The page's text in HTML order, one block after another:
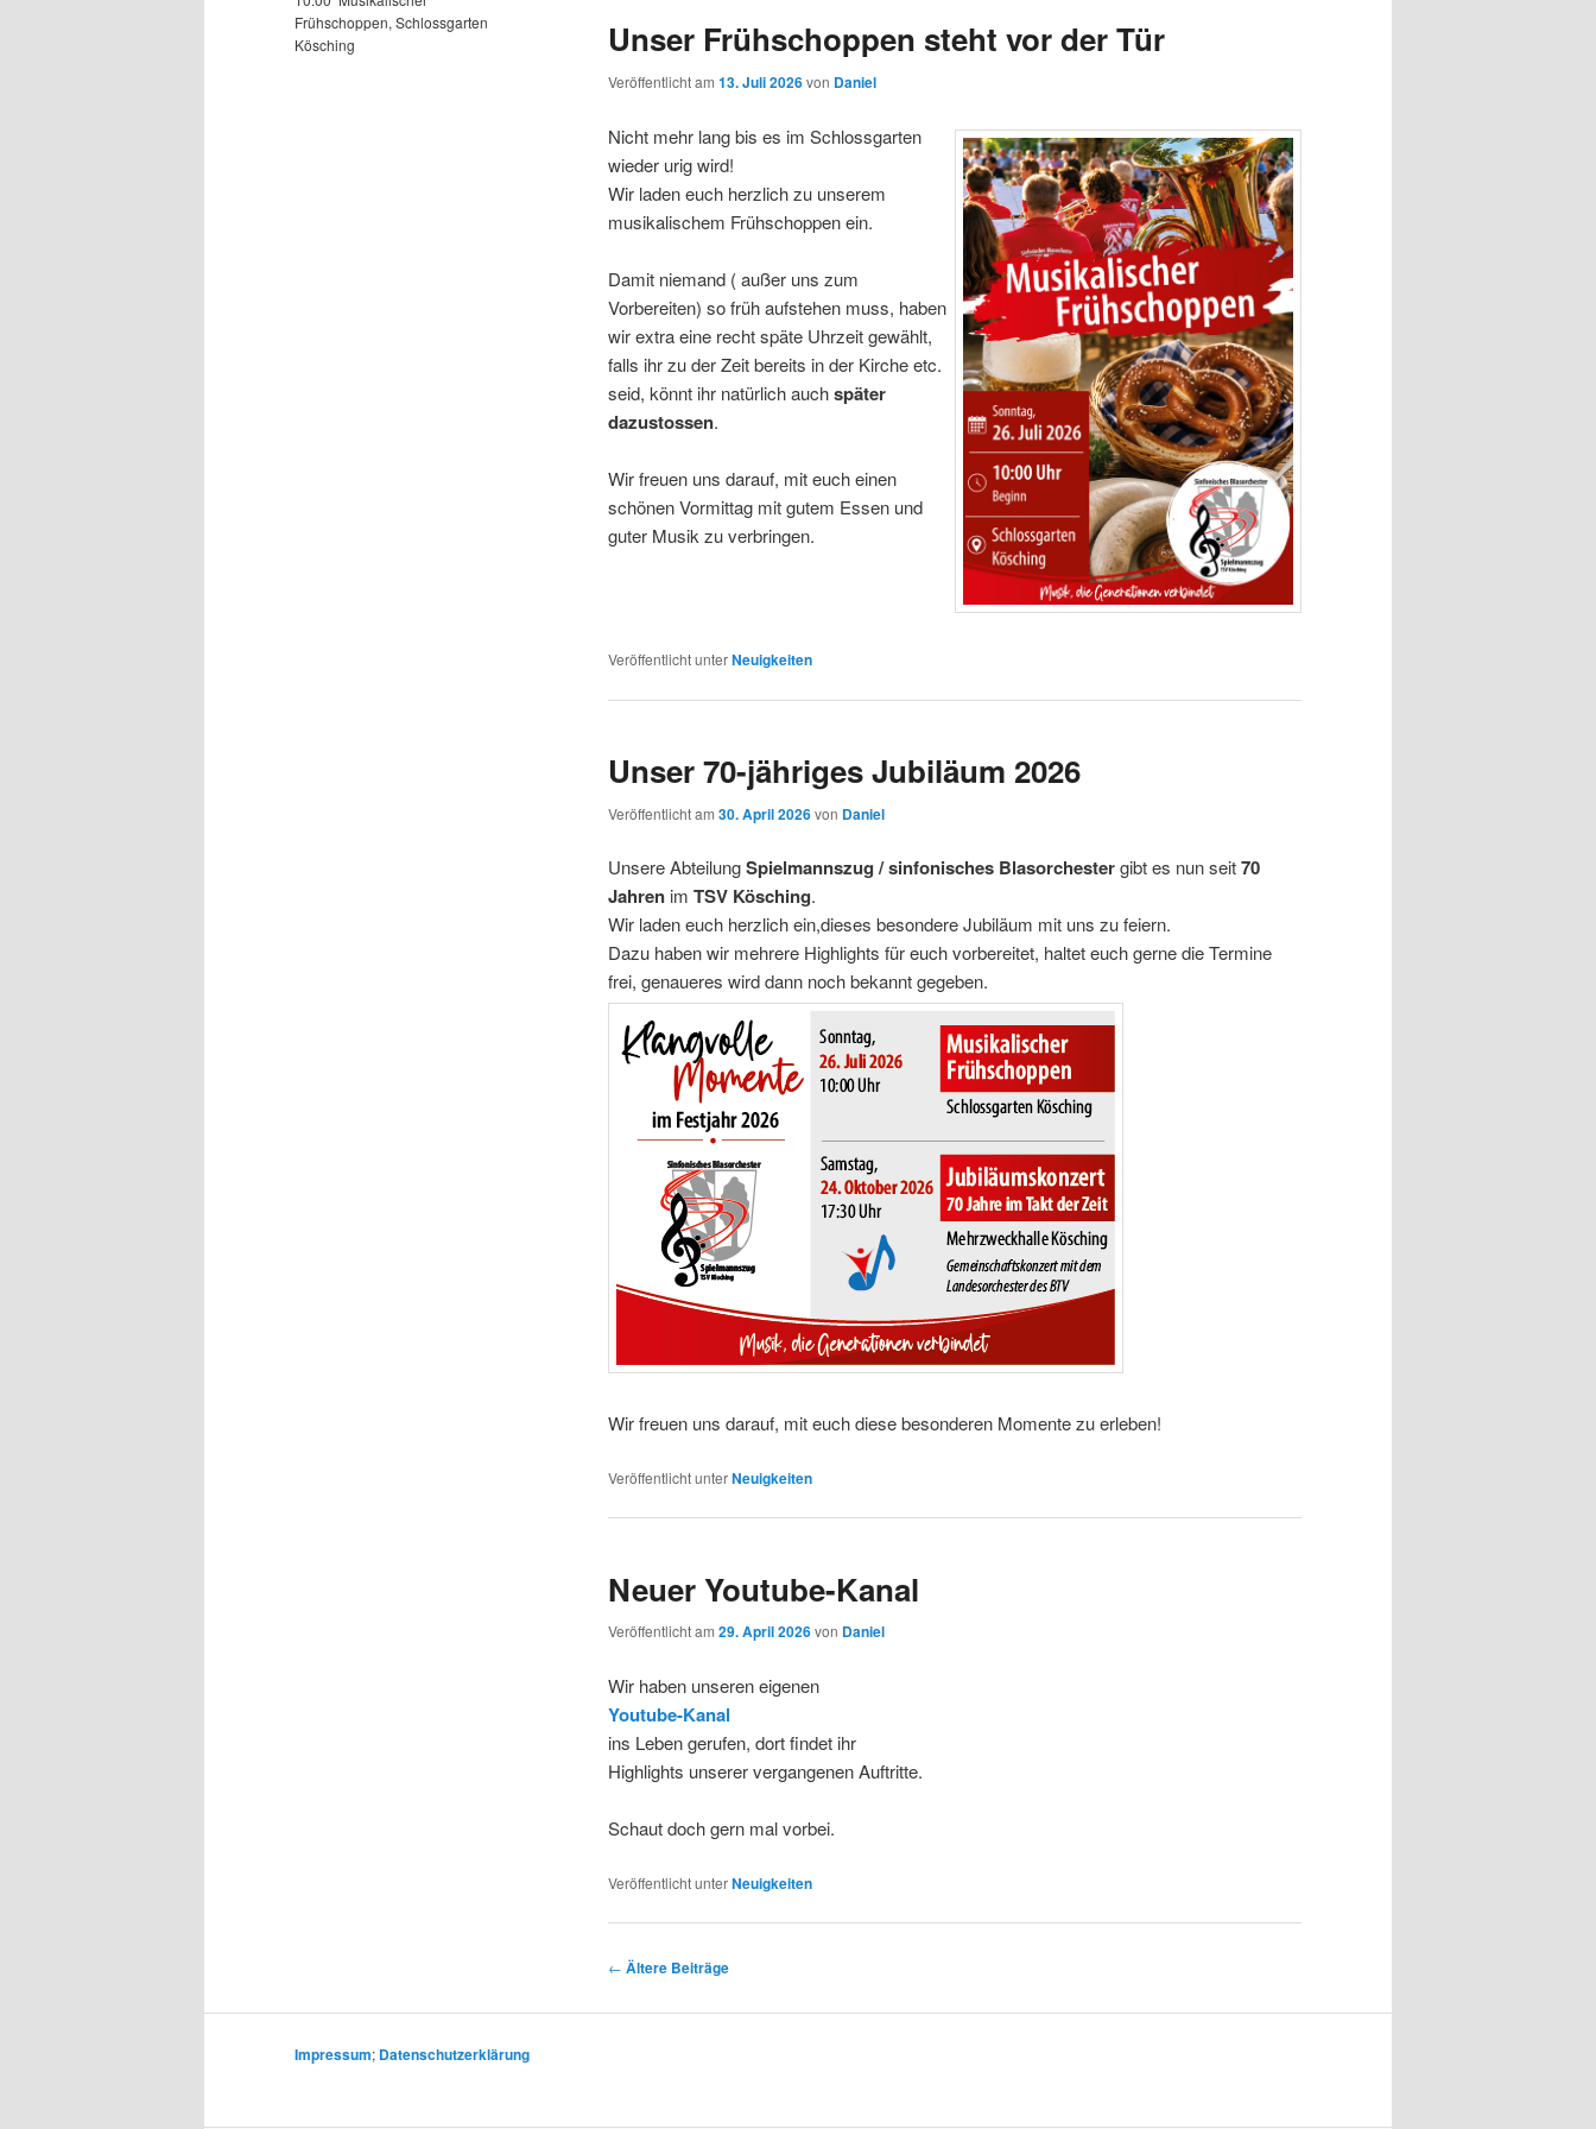
wechseln Unser Frühschoppen steht vor der Tür
Veröffentlicht am 13. Juli 2026von Daniel
Nicht mehr lang bis es im Schlossgarten
wieder urig wird!
Wir laden euch herzlich zu unserem
musikalischem Frühschoppen ein.
Damit niemand ( außer uns zum
Vorbereiten) so früh aufstehen muss, haben
wir extra eine recht späte Uhrzeit gewählt,
falls ihr zu der Zeit bereits in der Kirche etc.
seid, könnt ihr natürlich auchspäter
dazustossen.
Wir freuen uns darauf, mit euch einen
schönen Vormittag mit gutem Essen und
guter Musik zu verbringen.
Veröffentlicht unterNeuigkeiten
Unser 70-jähriges Jubiläum 2026
Veröffentlicht am 30. April 2026von Daniel
Unsere AbteilungSpielmannszug / sinfonisches Blasorchestergibt es nun seit70
Jahren im TSV Kösching.
Wir laden euch herzlich ein,dieses besondere Jubiläum mit uns zu feiern.
Dazu haben wir mehrere Highlights für euch vorbereitet, haltet euch gerne die Termine
frei, genaueres wird dann noch bekannt gegeben.
Wir freuen uns darauf, mit euch diese besonderen Momente zu erleben!
Veröffentlicht unterNeuigkeiten
Neuer Youtube-Kanal
Veröffentlicht am 29. April 2026von Daniel
Wir haben unseren eigenen
Youtube-Kanal
ins Leben gerufen, dort findet ihr
Highlights unserer vergangenen Auftritte.
Schaut doch gern mal vorbei.
Veröffentlicht unterNeuigkeiten
Beitrags-
← Ältere Beiträge
Frühschoppen, Schlossgarten
Kösching
Impressum; Datenschutzerklärung